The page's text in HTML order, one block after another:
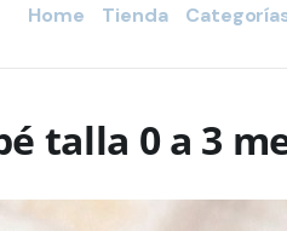
Home Tienda
talla 0 a 3